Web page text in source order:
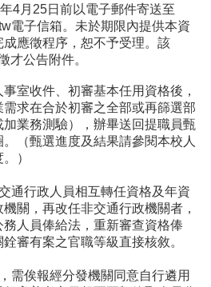
4月25日前以電子郵件寄送至
電子信箱。未於期限內提供本資
應徵程序，恕不予受理。該
才公告附件。
室收件、初審基本任用資格後，
求在合於初審之全部或再篩選部
業務測驗），辦畢送回提職員甄
（甄選進度及結果請參閱本校人
）
通行政人員相互轉任資格及年資
關，再改任非交通行政機關者，
人員俸給法，重新審查資格俸
審有案之官職等級直接核敘。
需俟報經分發機關同意自行遴用